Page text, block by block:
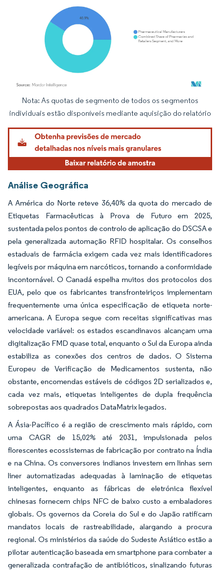
Imagem © Mordor Intelligence. O reuso requer atribuição conforme CC BY 4.0.
Nota: As quotas de segmento de todos os segmentos
individuais estão disponíveis mediante aquisição do relatório
Análise Geográfica
A América do Norte reteve 36,40% da quota do mercado de
Etiquetas Farmacêuticas à Prova de Futuro em 2025,
sustentada pelos pontos de controlo de aplicação do DSCSA e
pela generalizada automação RFID hospitalar. Os conselhos
estaduais de farmácia exigem cada vez mais identificadores
legíveis por máquina em narcóticos, tornando a conformidade
incontornável. O Canadá espelha muitos dos protocolos dos
EUA, pelo que os fabricantes transfronteiriços implementam
frequentemente uma única especificação de etiqueta norte-
americana. A Europa segue com receitas significativas mas
velocidade variável: os estados escandinavos alcançam uma
digitalização FMD quase total, enquanto o Sul da Europa ainda
estabiliza as conexões dos centros de dados. O Sistema
Europeu de Verificação de Medicamentos sustenta, não
obstante, encomendas estáveis de códigos 2D serializados e,
cada vez mais, etiquetas inteligentes de dupla frequência
sobrepostas aos quadrados DataMatrix legados.
A Ásia-Pacífico é a região de crescimento mais rápido, com
uma CAGR de 15,02% até 2031, impulsionada pelos
florescentes ecossistemas de fabricação por contrato na Índia
e na China. Os conversores indianos investem em linhas sem
liner automatizadas adequadas à laminação de etiquetas
inteligentes, enquanto as fábricas de eletrónica flexível
chinesas fornecem chips NFC de baixo custo a embaladores
globais. Os governos da Coreia do Sul e do Japão ratificam
mandatos locais de rastreabilidade, alargando a procura
regional. Os ministérios da saúde do Sudeste Asiático estão a
pilotar autenticação baseada em smartphone para combater a
generalizada contrafação de antibióticos, sinalizando futuras